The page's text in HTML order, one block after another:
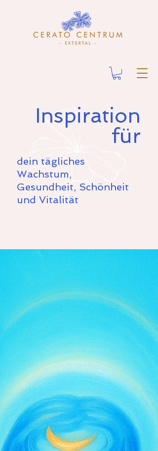
Inspiration
für
dein tägliches
Wachstum,
Gesundheit, Schönheit
und Vitalität